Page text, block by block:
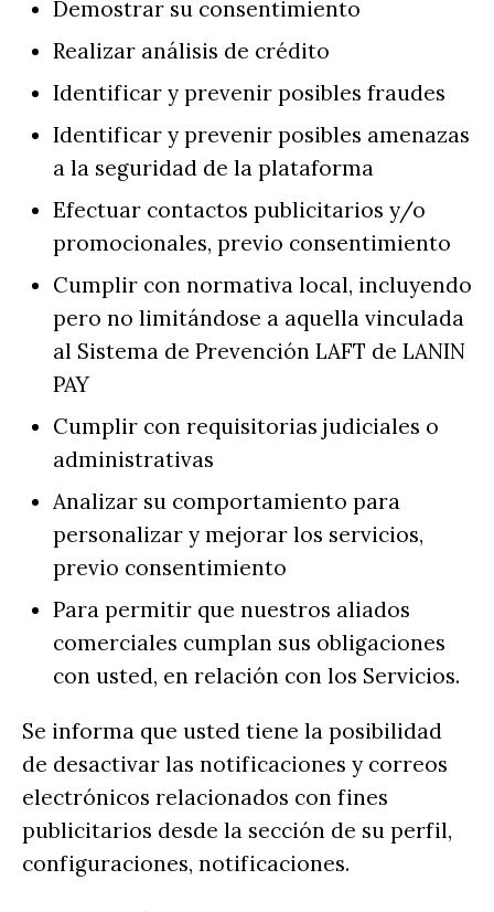
Demostrar su consentimiento
Realizar análisis de crédito
Identificar y prevenir posibles fraudes
Identificar y prevenir posibles amenazas
a la seguridad de la plataforma
Efectuar contactos publicitarios y/o
promocionales, previo consentimiento
Cumplir con normativa local, incluyendo
pero no limitándose a aquella vinculada
al Sistema de Prevención LAFT de LANIN
PAY
Cumplir con requisitorias judiciales o
administrativas
Analizar su comportamiento para
personalizar y mejorar los servicios,
previo consentimiento
Para permitir que nuestros aliados
comerciales cumplan sus obligaciones
con usted, en relación con los Servicios.
Se informa que usted tiene la posibilidad
de desactivar las notificaciones y correos
electrónicos relacionados con fines
publicitarios desde la sección de su perfil,
configuraciones, notificaciones.